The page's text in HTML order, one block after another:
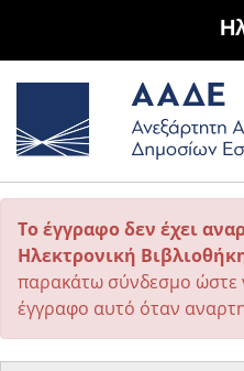
Το έγγραφο δεν έχει
Ηλεκτρονική
παρακάτω σύνδεσμο ώστε
έγγραφο αυτό όταν